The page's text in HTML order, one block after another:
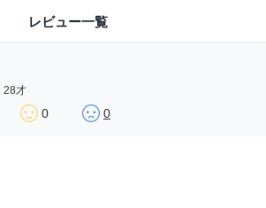
レビュー一覧
28才
0 0